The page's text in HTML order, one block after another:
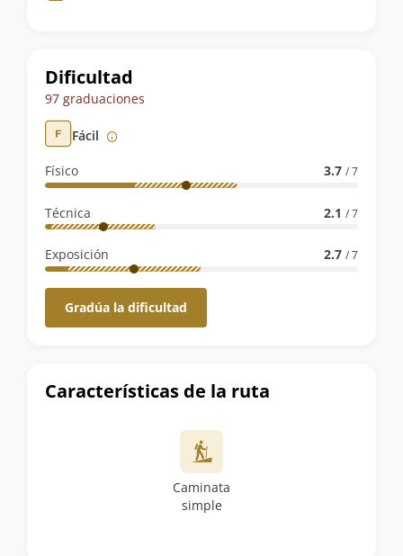
de
ruta
Dificultad
97 graduaciones
Fácil
Físico 3.7 / 7
Técnica 2.1 / 7
Exposición 2.7 / 7
Gradúa la dificultad
Características de la ruta
Caminata
simple